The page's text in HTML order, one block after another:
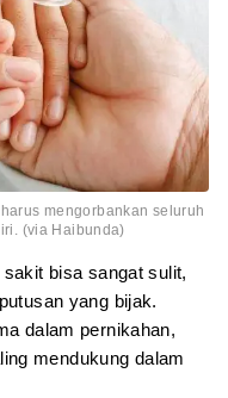
mengorbankan seluruh
(via Haibunda)
bisa sangat sulit,
yang bijak.
dalam pernikahan,
mendukung dalam